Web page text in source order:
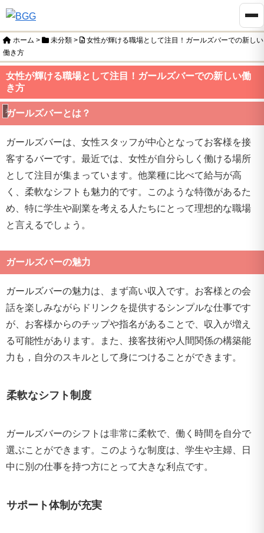
ホーム > 未分類 >
女性が輝ける職場として注目！ガールズバーでの新しい
働き方
女性が輝ける職場として注目！ガールズバーでの新しい働
き方
未分類
ガールズバーとは？
ガールズバーは、女性スタッフが中心となってお客様を接
客するバーです。最近では、女性が自分らしく働ける場所
として注目が集まっています。他業種に比べて給与が高
く、柔軟なシフトも魅力的です。このような特徴があるた
め、特に学生や副業を考える人たちにとって理想的な職場
と言えるでしょう。
ガールズバーの魅力
ガールズバーの魅力は、まず高い収入です。お客様との会
話を楽しみながらドリンクを提供するシンプルな仕事です
が、お客様からのチップや指名があることで、収入が増え
る可能性があります。また、接客技術や人間関係の構築能
力も，自分のスキルとして身につけることができます。
柔軟なシフト制度
ガールズバーのシフトは非常に柔軟で、働く時間を自分で
選ぶことができます。このような制度は、学生や主婦、日
中に別の仕事を持つ方にとって大きな利点です。
サポート体制が充実